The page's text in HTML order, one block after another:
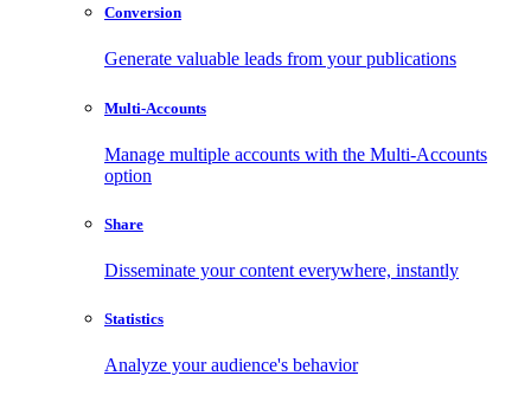
Conversion
Generate valuable leads from your publications
Multi-Accounts
Manage multiple accounts with the Multi-Accounts
option
Share
Disseminate your content everywhere, instantly
Statistics
Analyze your audience's behavior